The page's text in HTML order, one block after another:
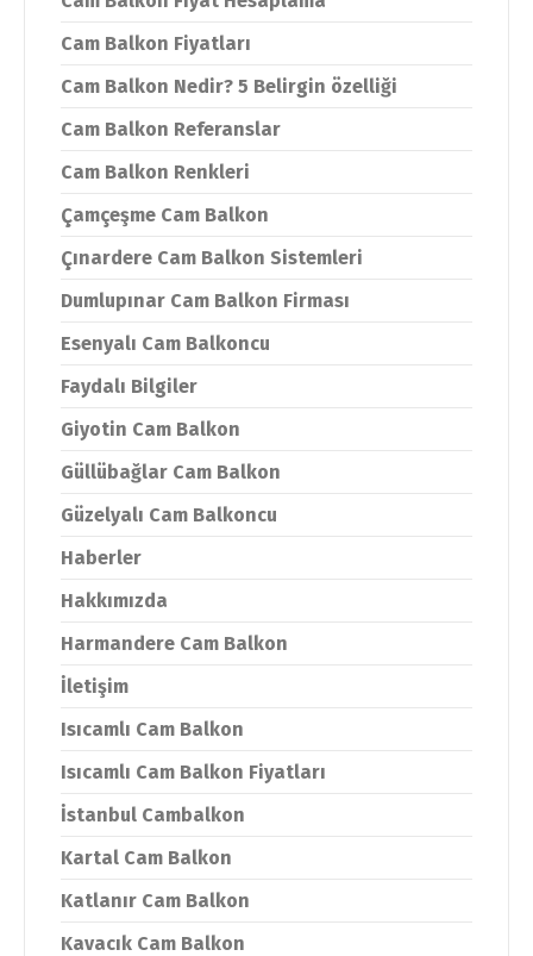
Cam Balkon Fiyatları
Cam Balkon Nedir? 5 Belirgin özelliği
Cam Balkon Referanslar
Cam Balkon Renkleri
Çamçeşme Cam Balkon
Çınardere Cam Balkon Sistemleri
Dumlupınar Cam Balkon Firması
Esenyalı Cam Balkoncu
Faydalı Bilgiler
Giyotin Cam Balkon
Güllübağlar Cam Balkon
Güzelyalı Cam Balkoncu
Haberler
Hakkımızda
Harmandere Cam Balkon
İletişim
Isıcamlı Cam Balkon
Isıcamlı Cam Balkon Fiyatları
İstanbul Cambalkon
Kartal Cam Balkon
Katlanır Cam Balkon
Kavacık Cam Balkon